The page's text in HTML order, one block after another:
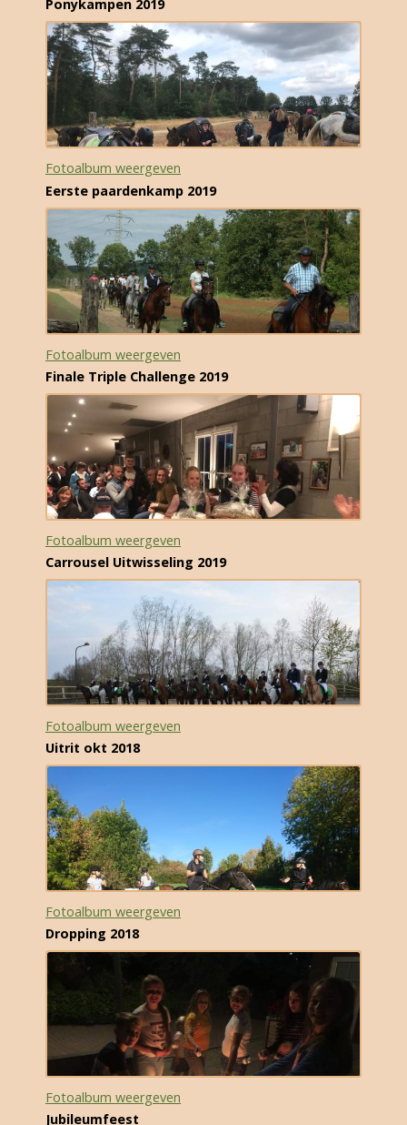
Ponykampen 2019
Fotoalbum weergeven
Eerste paardenkamp 2019
Fotoalbum weergeven
Finale Triple Challenge 2019
Fotoalbum weergeven
Carrousel Uitwisseling 2019
Fotoalbum weergeven
Uitrit okt 2018
Fotoalbum weergeven
Dropping 2018
Fotoalbum weergeven
Jubileumfeest